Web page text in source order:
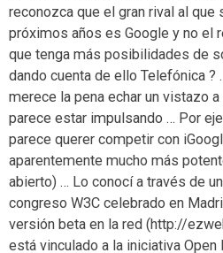
reconozca que el gran rival al que
próximos años es Google y no el
que tenga más posibilidades de
dando cuenta de ello Telefónica ?
merece la pena echar un vistazo
parece estar impulsando … Por
parece querer competir con
aparentemente mucho más
abierto) … Lo conocí a través de
congreso W3C celebrado en
versión beta en la red (http://
está vinculado a la iniciativa